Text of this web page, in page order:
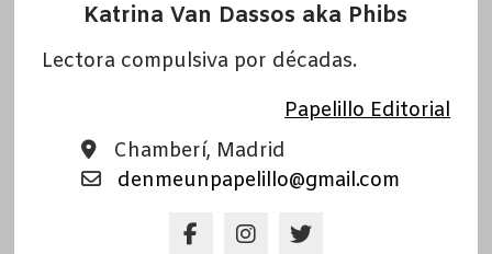
Katrina Van Dassos aka Phibs
Lectora compulsiva por décadas.
Papelillo Editorial
Chamberí, Madrid
denmeunpapelillo@gmail.com